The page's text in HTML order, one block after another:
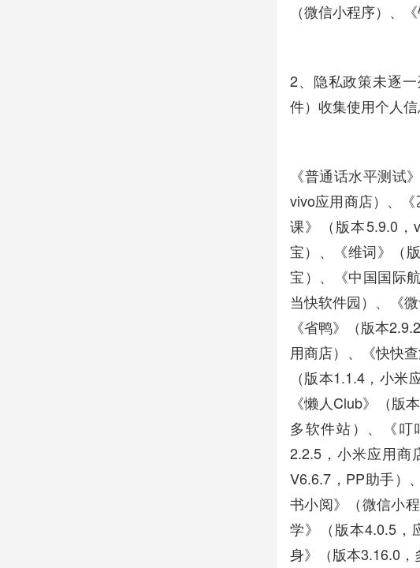
（微信小程序）、
2、隐私政策未逐
件）收集使用个人
《普通话水平测试
vivo应用商店）、
课》（版本5.9.0，
宝）、《维词》（
宝）、《中国国际
当快软件园）、《
《省鸭》（版本
用商店）、《快快
（版本1.1.4，小米
《懒人Club》（版
多软件站）、《
2.2.5，小米应用商
V6.6.7，PP助手）
书小阅》（微信小
学》（版本4.0.5，
身》（版本3.16.0，